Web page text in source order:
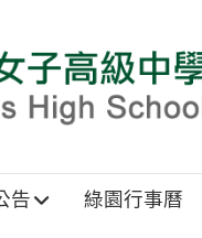
告 綠園行事曆